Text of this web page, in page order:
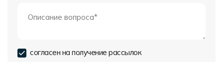
согласен на получение рассылок